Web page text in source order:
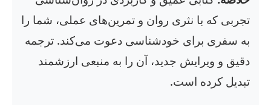
تجربی که با نثری روان و تمرین‌های عملی، شما را
به سفری برای خودشناسی دعوت می‌کند. ترجمه
دقیق و ویرایش جدید، آن را به منبعی ارزشمند
تبدیل کرده است.